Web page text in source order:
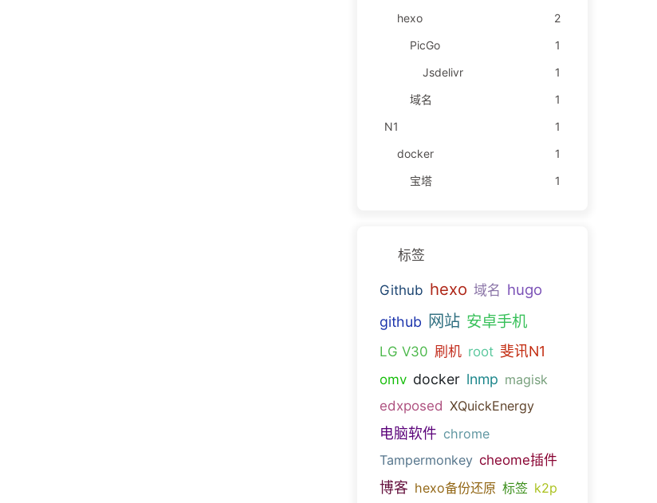
hexo
2
PicGo
1
Jsdelivr
1
域名
1
N1
1
docker
1
宝塔
1
标签
Github hexo 域名 hugo
github 网站 安卓手机
LG V30 刷机 root 斐讯N1
omv docker lnmp magisk
edxposed XQuickEnergy
电脑软件 chrome
Tampermonkey cheome插件
博客 hexo备份还原 标签 k2p